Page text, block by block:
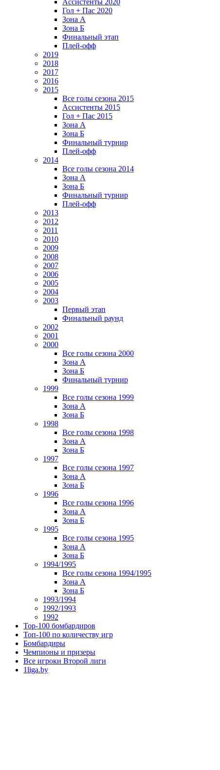
Ассистенты 2020
Гол + Пас 2020
Зона А
Зона Б
Финальный этап
Плей-офф
2019
2018
2017
2016
2015
Все голы сезона 2015
Ассистенты 2015
Гол + Пас 2015
Зона А
Зона Б
Финальный турнир
Плей-офф
2014
Все голы сезона 2014
Зона А
Зона Б
Финальный турнир
Плей-офф
2013
2012
2011
2010
2009
2008
2007
2006
2005
2004
2003
Первый этап
Финальный раунд
2002
2001
2000
Все голы сезона 2000
Зона А
Зона Б
Финальный турнир
1999
Все голы сезона 1999
Зона А
Зона Б
1998
Все голы сезона 1998
Зона А
Зона Б
1997
Все голы сезона 1997
Зона А
Зона Б
1996
Все голы сезона 1996
Зона А
Зона Б
1995
Все голы сезона 1995
Зона А
Зона Б
1994/1995
Все голы сезона 1994/1995
Зона А
Зона Б
1993/1994
1992/1993
1992
Top-100 бомбардиров
Топ-100 по количеству игр
Бомбардиры
Чемпионы и призеры
Все игроки Второй лиги
1liga.by